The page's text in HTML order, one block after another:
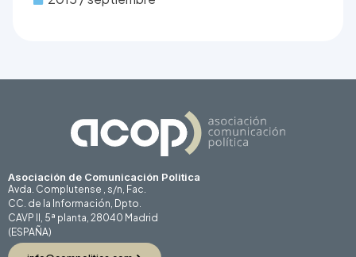
Asociación de Comunicación Politica
Avda. Complutense , s/n, Fac.
CC. de la Información, Dpto.
CAVP II, 5ª planta, 28040 Madrid
(ESPAÑA)